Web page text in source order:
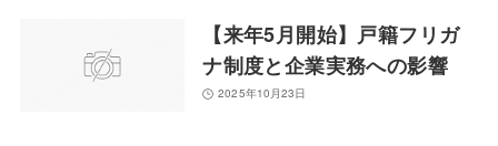
【来年5月開始】戸籍フリガ
ナ制度と企業実務への影響
2025年10月23日